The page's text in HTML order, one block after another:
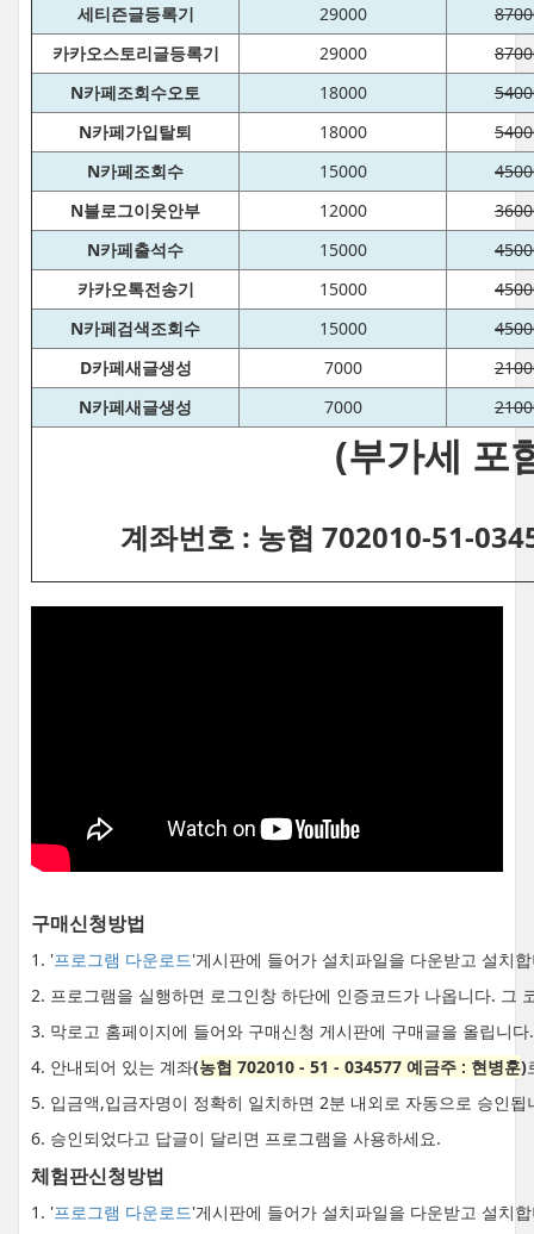
세티즌글등록기
29000
카카오스토리글등록기
29000
N카페조회수오토
18000
N카페가입탈퇴
18000
N카페조회수
15000
N블로그이웃안부
12000
N카페출석수
15000
카카오톡전송기
15000
N카페검색조회수
15000
D카페새글생성
7000
N카페새글생성
7000
(부가세 포
계좌번호 : 농협 702010-51-
구매신청방법
1. '프로그램 다운로드'게시판에 들어가 설치파일을 다운받고 설치
2. 프로그램을 실행하면 로그인창 하단에 인증코드가 나옵니다. 그
3. 막로고 홈페이지에 들어와 구매신청 게시판에 구매글을 올립니다.
4. 안내되어 있는 계좌(농협 702010 - 51 - 034577 예금주 : 현병훈)
5. 입금액,입금자명이 정확히 일치하면 2분 내외로 자동으로 승인됩
6. 승인되었다고 답글이 달리면 프로그램을 사용하세요.
체험판신청방법
1. '프로그램 다운로드'게시판에 들어가 설치파일을 다운받고 설치